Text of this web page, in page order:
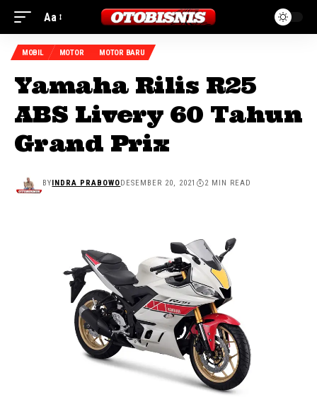
Aa
MOBIL MOTOR MOTOR BARU
Yamaha Rilis R25
ABS Livery 60 Tahun
Grand Prix
BYINDRA PRABOWODESEMBER 20, 2021 2 MIN READ